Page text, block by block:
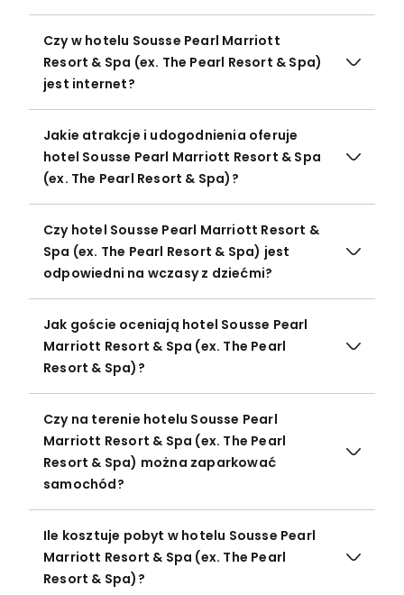
Czy w hotelu Sousse Pearl Marriott
Resort & Spa (ex. The Pearl Resort & Spa)
jest internet?
Jakie atrakcje i udogodnienia oferuje
hotel Sousse Pearl Marriott Resort & Spa
(ex. The Pearl Resort & Spa)?
Czy hotel Sousse Pearl Marriott Resort &
Spa (ex. The Pearl Resort & Spa) jest
odpowiedni na wczasy z dziećmi?
Jak goście oceniają hotel Sousse Pearl
Marriott Resort & Spa (ex. The Pearl
Resort & Spa)?
Czy na terenie hotelu Sousse Pearl
Marriott Resort & Spa (ex. The Pearl
Resort & Spa) można zaparkować
samochód?
Ile kosztuje pobyt w hotelu Sousse Pearl
Marriott Resort & Spa (ex. The Pearl
Resort & Spa)?